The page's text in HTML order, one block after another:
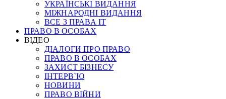
УКРАЇНСЬКІ ВИДАННЯ
МІЖНАРОДНІ ВИДАННЯ
ВСЕ З ПРАВА ІТ
ПРАВО В ОСОБАХ
ВІДЕО
ДІАЛОГИ ПРО ПРАВО
ПРАВО В ОСОБАХ
ЗАХИСТ БІЗНЕСУ
ІНТЕРВ`Ю
НОВИНИ
ПРАВО ВІЙНИ